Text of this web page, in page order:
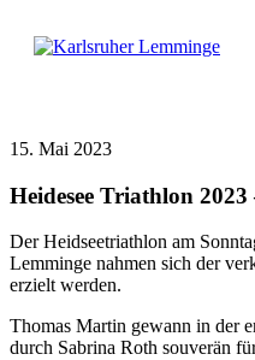
content
15. Mai 2023
Heidesee Triathlon
Der Heidseetriathlon am
Lemminge nahmen sich der
erzielt werden.
Thomas Martin gewann in der
durch Sabrina Roth souverän